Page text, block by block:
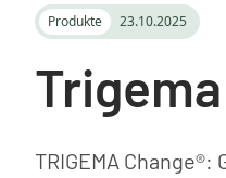
Produkte 23.10.2025
Trigema
TRIGEMA